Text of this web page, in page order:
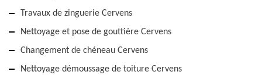
Travaux de zinguerie Cervens
Nettoyage et pose de gouttière Cervens
Changement de chéneau Cervens
Nettoyage démoussage de toiture Cervens